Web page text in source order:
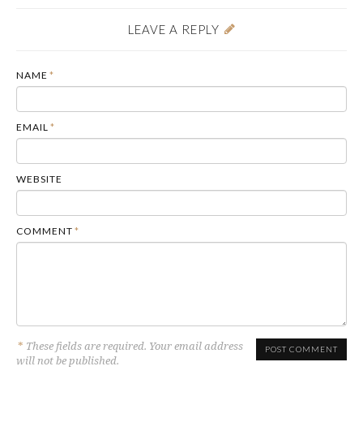
LEAVE A REPLY
NAME *
EMAIL *
WEBSITE
COMMENT *
* These fields are required. Your email address
will not be published.